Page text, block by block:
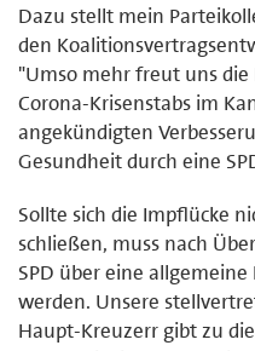
Dazu stellt mein
den
"Umso mehr freut uns
Corona-Krisenstabs im
angekündigten
Gesundheit durch eine
Sollte sich die Impflücke
schließen, muss nach
SPD über eine
werden. Unsere
Haupt-Kreuzerr gibt zu